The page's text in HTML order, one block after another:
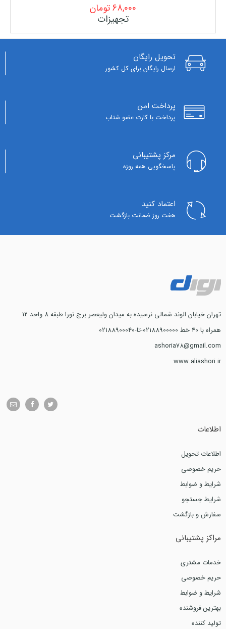
68,000تومان
تجهیزات
تحویل رایگان
ارسال رایگان برای کل کشور
پرداخت امن
پرداخت با کارت عضو شتاب
مرکز پشتیبانی
پاسخگویی همه روزه
اعتماد کنید
هفت روز ضمانت بازگشت
تهران خیابان الوند شمالی نرسیده به میدان ولیعصر برج نورا طبقه 8 واحد 12
همراه با 40 خط 02188900000-تا-02188900040
ashoria78@gmail.com
www.aliashori.ir
اطلاعات
اطلاعات تحویل
حریم خصوصی
شرایط و ضوابط
شرایط جستجو
سفارش و بازگشت
مراکز پشتیبانی
خدمات مشتری
حریم خصوصی
شرایط و ضوابط
بهترین فروشنده
تولید کننده